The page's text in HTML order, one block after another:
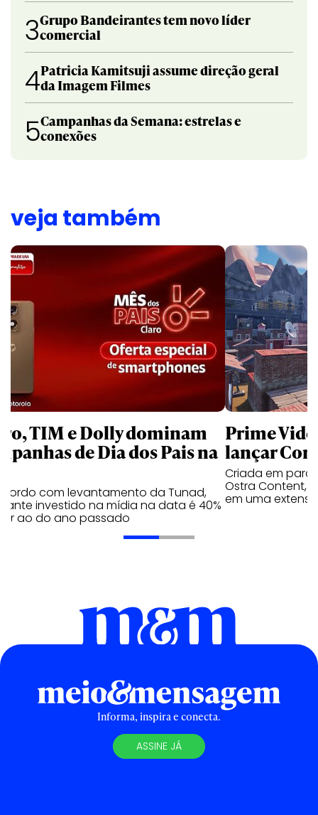
3Grupo Bandeirantes tem novo líder
comercial
4Patricia Kamitsuji assume direção geral
da Imagem Filmes
5Campanhas da Semana: estrelas e
conexões
veja também
TIM e Dolly dominam
de Dia dos Pais na
com levantamento da Tunad,
investido na mídia na data é 40%
ao do ano passado
Prime
lançar
Criada em
Ostra Content,
em uma
Informa, inspira e conecta.
ASSINE JÁ